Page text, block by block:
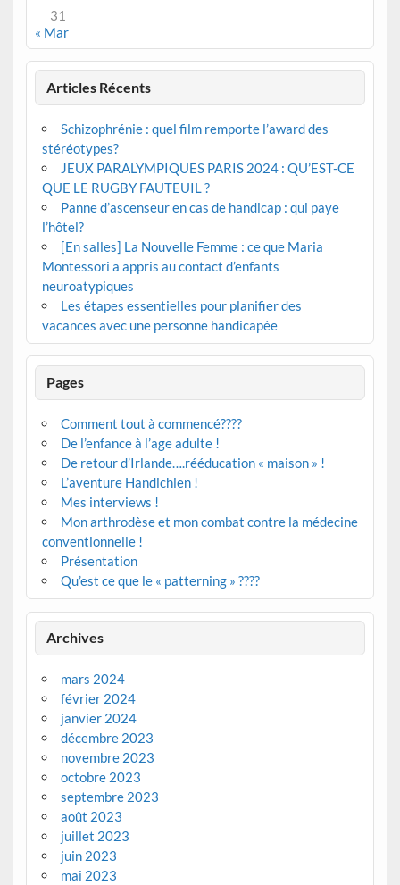
31
« Mar
Articles Récents
Schizophrénie : quel film remporte l’award des
stéréotypes?
JEUX PARALYMPIQUES PARIS 2024 : QU’EST-CE
QUE LE RUGBY FAUTEUIL ?
Panne d’ascenseur en cas de handicap : qui paye
l’hôtel?
[En salles] La Nouvelle Femme : ce que Maria
Montessori a appris au contact d’enfants
neuroatypiques
Les étapes essentielles pour planifier des
vacances avec une personne handicapée
Pages
Comment tout à commencé????
De l’enfance à l’age adulte !
De retour d’Irlande….rééducation « maison » !
L’aventure Handichien !
Mes interviews !
Mon arthrodèse et mon combat contre la médecine
conventionnelle !
Présentation
Qu’est ce que le « patterning » ????
Archives
mars 2024
février 2024
janvier 2024
décembre 2023
novembre 2023
octobre 2023
septembre 2023
août 2023
juillet 2023
juin 2023
mai 2023